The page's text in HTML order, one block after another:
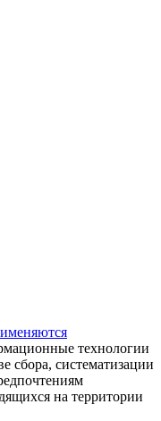
технологии
сбора, систематизации
на территории